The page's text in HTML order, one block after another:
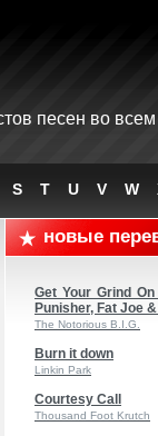
песен во всем
S T U V W
новые
Get Your Grind
Punisher, Fat Joe
The Notorious B.I.G.
Burn it down
Linkin Park
Courtesy Call
Thousand Foot Krutch